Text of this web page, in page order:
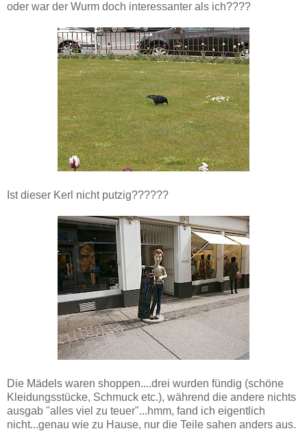
oder war der Wurm doch interessanter als ich????
Ist dieser Kerl nicht putzig??????
Die Mädels waren shoppen....drei wurden fündig (schöne
Kleidungsstücke, Schmuck etc.), während die andere nichts
ausgab "alles viel zu teuer"...hmm, fand ich eigentlich
nicht...genau wie zu Hause, nur die Teile sahen anders aus.